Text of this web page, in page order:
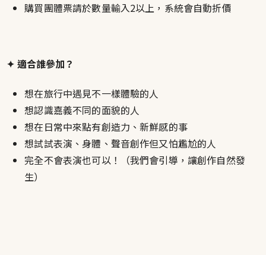
購買團體票請於數量輸入2以上，系統會自動折價
✦ 適合誰參加？
想在旅行中遇見不一樣體驗的人
想認識嘉義不同的面貌的人
想在日常中來點有創造力、新鮮感的事
想試試表演、身體、聲音創作但又怕尷尬的人
完全不會表演也可以！（我們會引導，讓創作自然發
生）